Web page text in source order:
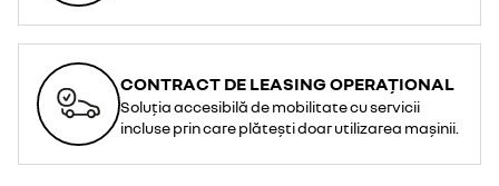
CONTRACT DE LEASING OPERAȚIONAL
Soluția accesibilă de mobilitate cu servicii
incluse prin care plătești doar utilizarea mașinii.